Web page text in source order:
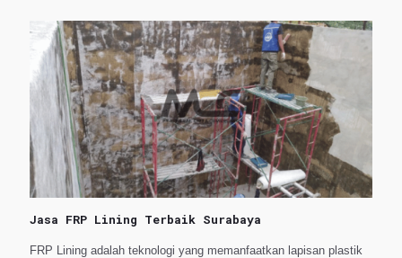
Jasa FRP Lining Terbaik Surabaya
FRP Lining adalah teknologi yang memanfaatkan lapisan plastik